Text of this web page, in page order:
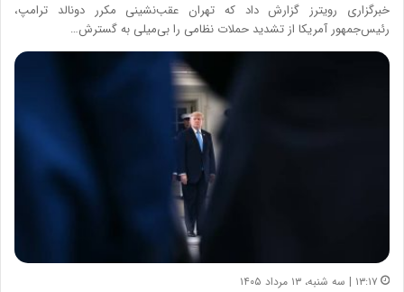
خبرگزاری رویترز گزارش داد که تهران عقب‌نشینی مکرر دونالد ترامپ،
رئیس‌جمهور آمریکا از تشدید حملات نظامی را بی‌میلی به گسترش…
۱۳:۱۷ | سه شنبه، ۱۳ مرداد ۱۴۰۵